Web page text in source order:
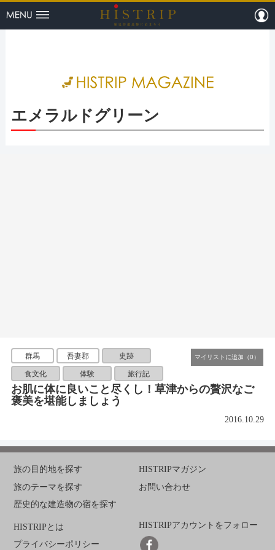
HISTRIP（
エメラルドグリーン
群馬 吾妻郡 史跡
食文化 体験 旅行記
お肌に体に良いこと尽くし！草津からの贅沢なご
褒美を堪能しましょう
2016.10.29
旅の目的地を探す
旅のテーマを探す
歴史的な建造物の宿を探す
HISTRIPマガジン
お問い合わせ
HISTRIPとは
プライバシーポリシー
HISTRIPアカウントをフォロー